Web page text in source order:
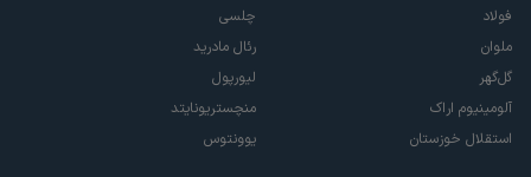
فولاد
ملوان
گل‌گهر
آلومینیوم اراک
استقلال خوزستان
چلسی
رئال مادرید
لیورپول
منچستریونایتد
یوونتوس